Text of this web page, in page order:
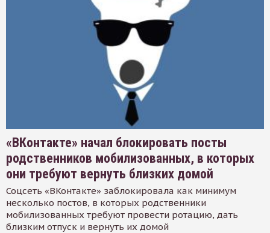
«ВКонтакте» начал блокировать посты
родственников мобилизованных, в которых
они требуют вернуть близких домой
Соцсеть «ВКонтакте» заблокировала как минимум
несколько постов, в которых родственники
мобилизованных требуют провести ротацию, дать
близким отпуск и вернуть их домой